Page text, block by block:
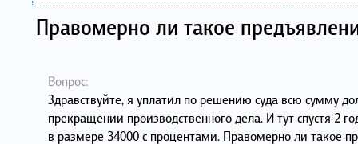
Правомерно ли такое
Вопрос:
Здравствуйте, я уплатил по решению суда всю сумму
прекращении производственного дела. И тут спустя 2
в размере 34000 с процентами. Правомерно ли такое